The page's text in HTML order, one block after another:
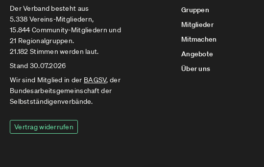
Der Verband besteht aus
5.338 Vereins-Mitgliedern,
15.844 Community-Mitgliedern und
21 Regionalgruppen.
21.182 Stimmen werden laut.
Stand 30.07.2026
Wir sind Mitglied in der BAGSV, der
Bundesarbeitsgemeinschaft der
Selbstständigenverbände.
Vertrag widerrufen
Gruppen
Mitglieder
Mitmachen
Angebote
Über uns